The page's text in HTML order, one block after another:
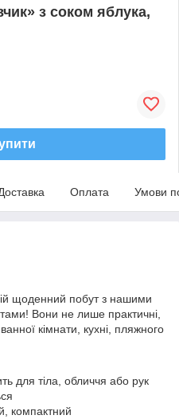
з соком яблука,
Оплата Умови
щоденний побут з нашими
Вони не лише практичні,
кімнати, кухні, пляжного
для тіла, обличчя або рук
компактний